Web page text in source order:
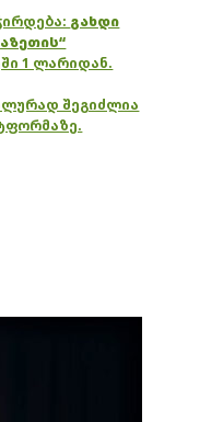
გახდი
1 ლარიდან.
შეგიძლია